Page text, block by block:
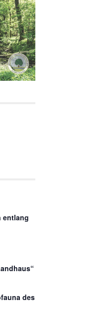
entlang
des